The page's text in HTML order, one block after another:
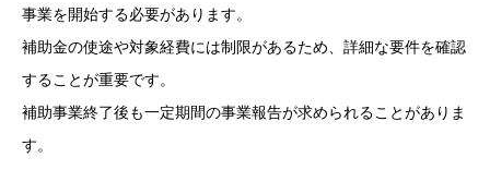
事業を開始する必要があります。
補助金の使途や対象経費には制限があるため、詳細な要件を確認
することが重要です。
補助事業終了後も一定期間の事業報告が求められることがありま
す。